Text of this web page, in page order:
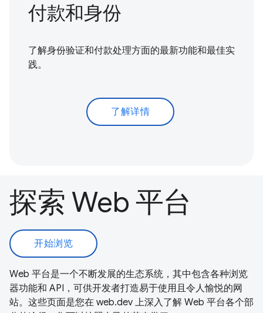
付款和身份
了解身份验证和付款处理方面的最新功能和最佳实
践。
了解详情
探索 Web 平台
开始浏览
Web 平台是一个不断发展的生态系统，其中包含各种浏览
器功能和 API，可供开发者打造易于使用且令人愉悦的网
站。这些页面是您在 web.dev 上深入了解 Web 平台各个部